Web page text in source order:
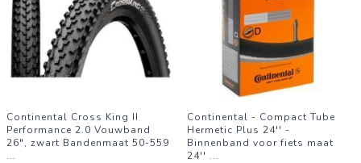
Continental Cross King II
Performance 2.0 Vouwband
26", zwart Bandenmaat 50-559
...
Continental - Compact Tube
Hermetic Plus 24'' -
Binnenband voor fiets maat
24'' ...